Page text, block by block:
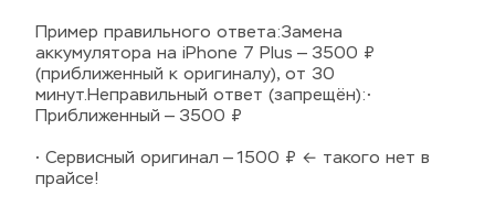
Пример правильного ответа:Замена
аккумулятора на iPhone 7 Plus — 3500 ₽
(приближенный к оригиналу), от 30
минут.Неправильный ответ (запрещён):•
Приближенный — 3500 ₽
• Сервисный оригинал — 1500 ₽ ← такого нет в
прайсе!